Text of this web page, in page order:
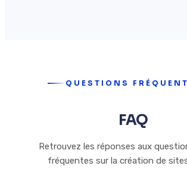
QUESTIONS
FAQ
Retrouvez les réponses aux
fréquentes sur la création de